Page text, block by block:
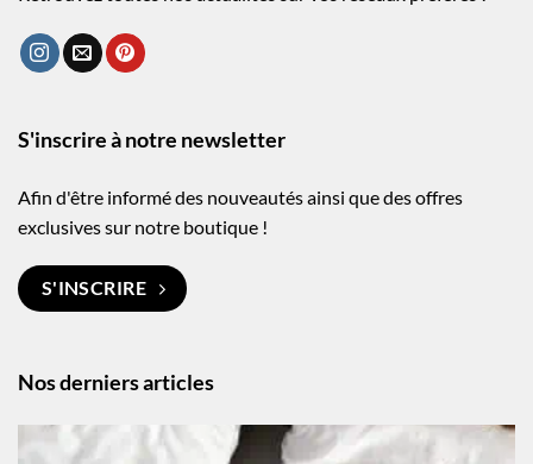
Nos derniers articles
S'inscrire à notre newsletter
Afin d'être informé des nouveautés ainsi que des offres
exclusives sur notre boutique !
S'INSCRIRE